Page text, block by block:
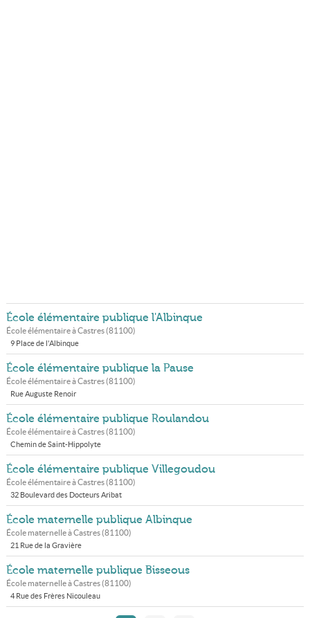
École élémentaire publique l'Albinque
École élémentaire àCastres(81100)
9 Place de l'Albinque
École élémentaire publique la Pause
École élémentaire àCastres(81100)
Rue Auguste Renoir
École élémentaire publique Roulandou
École élémentaire àCastres(81100)
Chemin de Saint-Hippolyte
École élémentaire publique Villegoudou
École élémentaire àCastres(81100)
32 Boulevard des Docteurs Aribat
École maternelle publique Albinque
École maternelle àCastres(81100)
21 Rue de la Gravière
École maternelle publique Bisseous
École maternelle àCastres(81100)
4 Rue des Frères Nicouleau